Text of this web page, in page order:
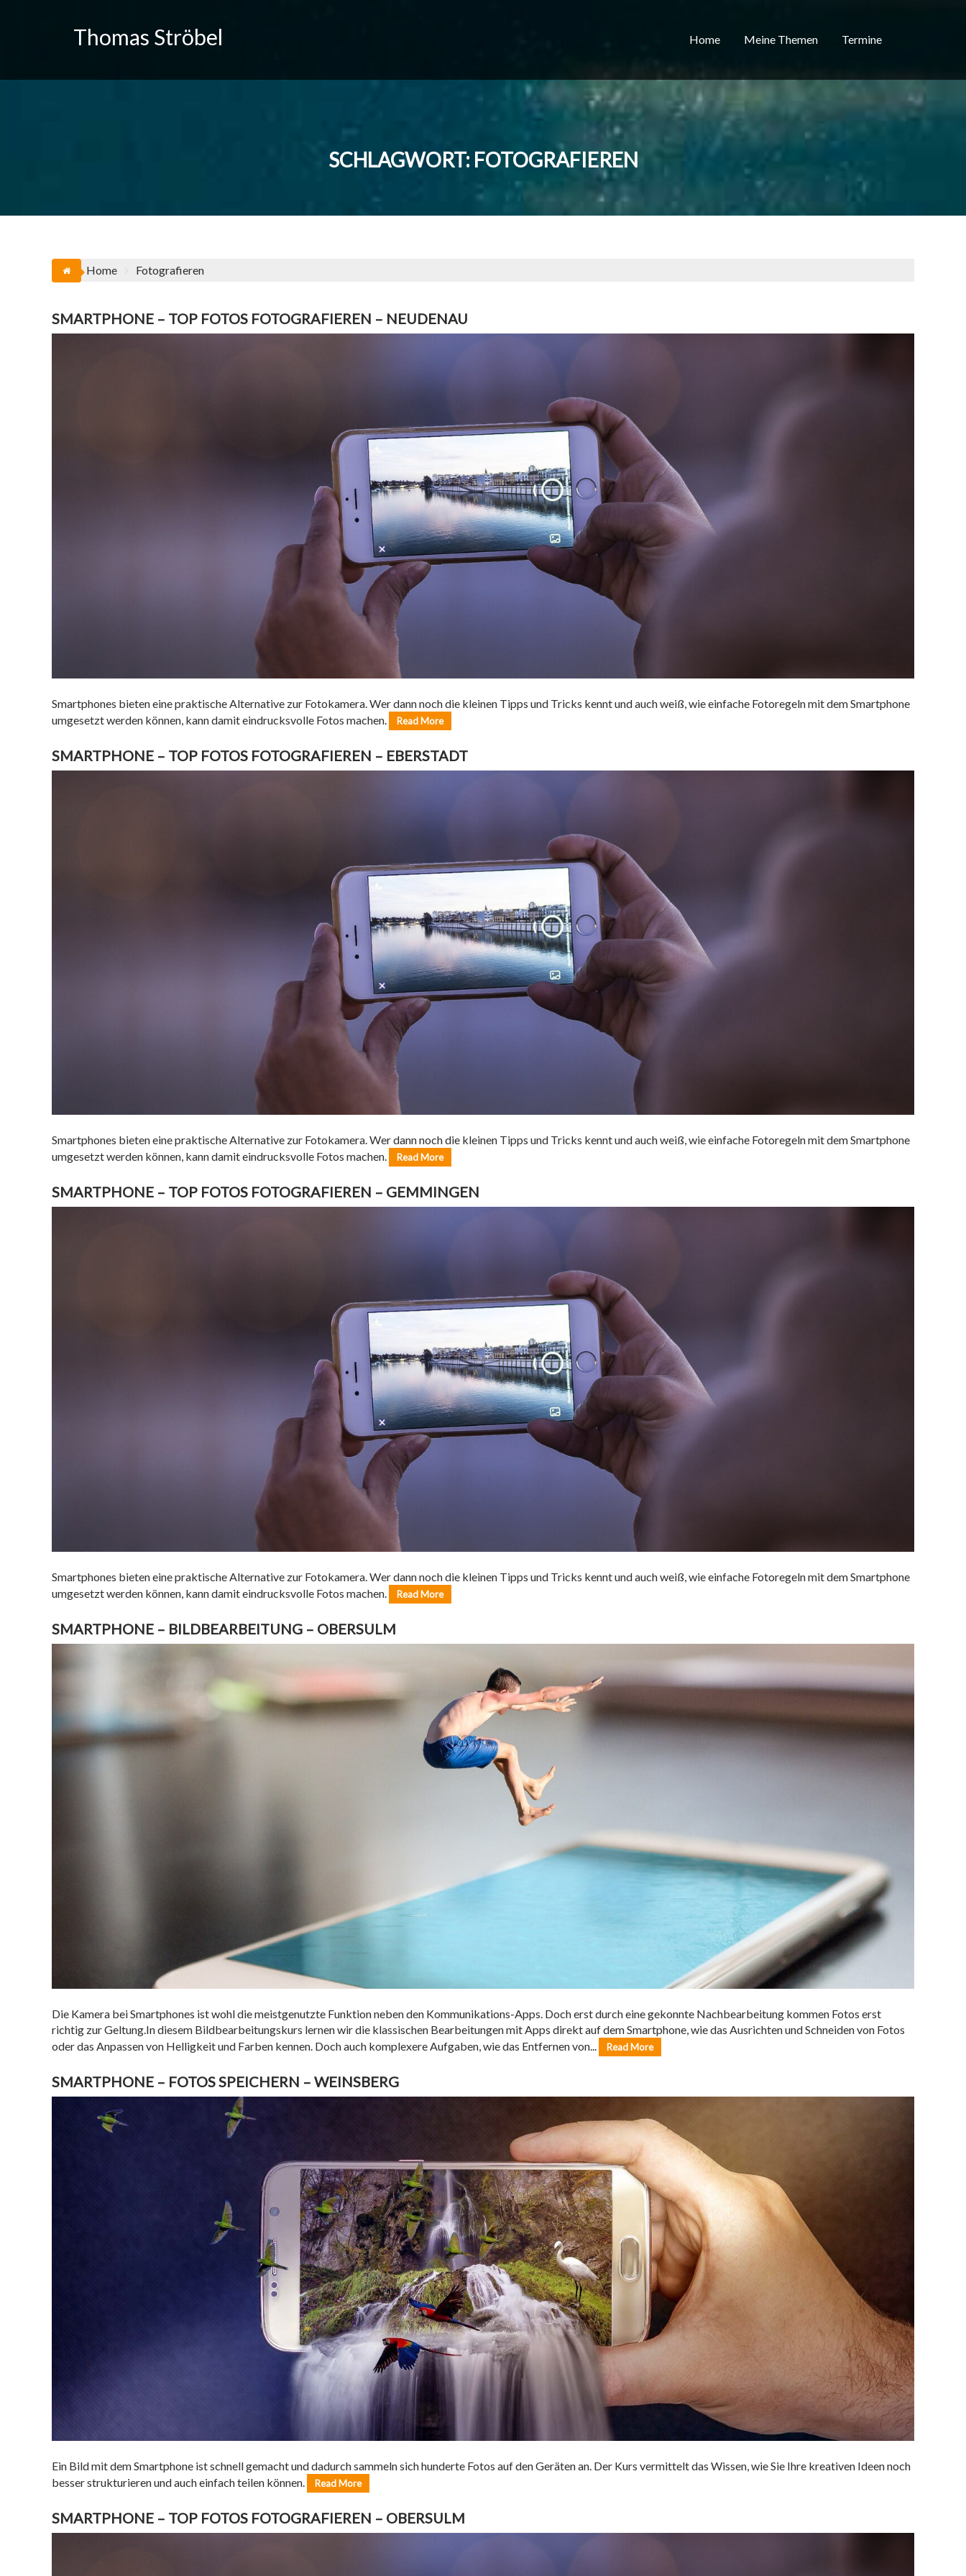
Thomas Ströbel Home Meine Themen Termine
SCHLAGWORT: FOTOGRAFIEREN
Home Fotografieren
SMARTPHONE – TOP FOTOS FOTOGRAFIEREN – NEUDENAU
Smartphones bieten eine praktische Alternative zur Fotokamera. Wer dann noch die kleinen Tipps und Tricks kennt und auch weiß, wie einfache Fotoregeln mit dem Smartphone
umgesetzt werden können, kann damit eindrucksvolle Fotos machen.
Read More
SMARTPHONE – TOP FOTOS FOTOGRAFIEREN – EBERSTADT
Smartphones bieten eine praktische Alternative zur Fotokamera. Wer dann noch die kleinen Tipps und Tricks kennt und auch weiß, wie einfache Fotoregeln mit dem Smartphone
umgesetzt werden können, kann damit eindrucksvolle Fotos machen.
Read More
SMARTPHONE – TOP FOTOS FOTOGRAFIEREN – GEMMINGEN
Smartphones bieten eine praktische Alternative zur Fotokamera. Wer dann noch die kleinen Tipps und Tricks kennt und auch weiß, wie einfache Fotoregeln mit dem Smartphone
umgesetzt werden können, kann damit eindrucksvolle Fotos machen.
Read More
SMARTPHONE – BILDBEARBEITUNG – OBERSULM
Die Kamera bei Smartphones ist wohl die meistgenutzte Funktion neben den Kommunikations-Apps. Doch erst durch eine gekonnte Nachbearbeitung kommen Fotos erst
richtig zur Geltung.In diesem Bildbearbeitungskurs lernen wir die klassischen Bearbeitungen mit Apps direkt auf dem Smartphone, wie das Ausrichten und Schneiden von Fotos
oder das Anpassen von Helligkeit und Farben kennen. Doch auch komplexere Aufgaben, wie das Entfernen von...
Read More
SMARTPHONE – FOTOS SPEICHERN – WEINSBERG
Ein Bild mit dem Smartphone ist schnell gemacht und dadurch sammeln sich hunderte Fotos auf den Geräten an. Der Kurs vermittelt das Wissen, wie Sie Ihre kreativen Ideen noch
besser strukturieren und auch einfach teilen können.
Read More
SMARTPHONE – TOP FOTOS FOTOGRAFIEREN – OBERSULM